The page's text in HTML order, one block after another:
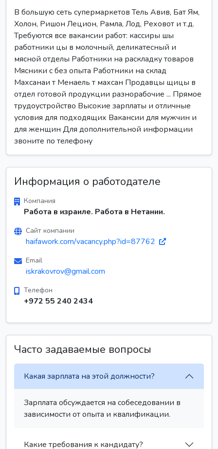
В большую сеть супермаркетов Тель Авив, Бат Ям,
Холон, Ришон Лецион, Рамла, Лод, Реховот и т.д.
Требуются все вакансии работ: кассиры шы
работники цы в молочный, деликатесный и
мясной отделы Работники на раскладку товаров
Мясники с без опыта Работники на склад
Махсанаи т Менаель т махсан Продавцы щицы в
отдел готовой продукции разнорабочие ... Прямое
трудоустройство Высокие зарплаты и отличные
условия для подходящих Вакансии для мужчин и
для женщин Для дополнительной информации
звоните по телефону
Информация о работодателе
Компания
Работа в израиле. Работа в Нетании.
Сайт компании
haifawork.com/vacancy.php?id=87762
Email
iskrakovrov@gmail.com
Телефон
+972 55 240 2434
Часто задаваемые вопросы
Какая зарплата на этой должности?
Зарплата обсуждается на собеседовании в
зависимости от опыта и квалификации.
Какие требования к кандидату?